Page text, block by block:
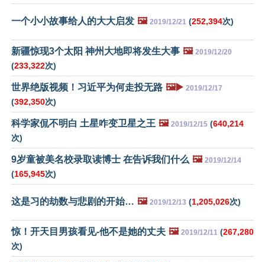
一个小小故事给人的大大启发 🖼️ 2019/12/21 (252,394次)
新疆惊现3个太阳 神州大地即将发生大事 🖼️ 2019/12/20
(233,322次)
世界绝版视频！习近平为何走投无路 🖼️▶️ 2019/12/17
(392,350次)
科学家侃不明白 土星咋变卫星之王 🖼️ 2019/12/15 (640,214
次)
9岁童被美名校录取读博士 在告诉我们什么 🖼️ 2019/12/14
(165,945次)
这是习的劫数与悲剧的开始… 🖼️ 2019/12/13 (1,205,026次)
惊！开天目男孩看见-他不是她的丈夫 🖼️ 2019/12/11 (267,280
次)